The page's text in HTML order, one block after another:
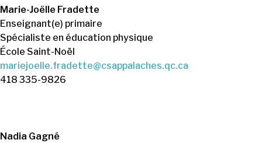
Marie-Joëlle Fradette
Enseignant(e) primaire
Spécialiste en éducation physique
École Saint-Noël
mariejoelle.fradette@csappalaches.qc.ca
418 335-9826
Nadia Gagné